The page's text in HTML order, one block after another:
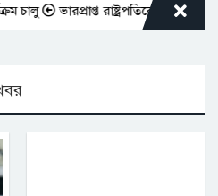
ভারপ্রাপ্ত রাষ্ট্রপতিকে শুভেচ্ছা